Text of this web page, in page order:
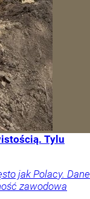
Tylu
jak Polacy. Dane
zawodowa